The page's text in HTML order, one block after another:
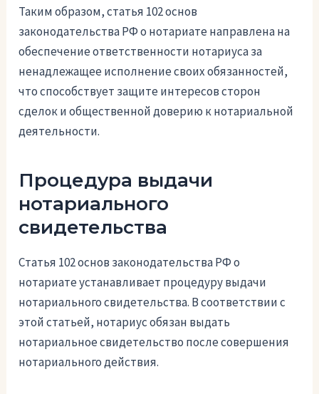
Таким образом, статья 102 основ
законодательства РФ о нотариате направлена на
обеспечение ответственности нотариуса за
ненадлежащее исполнение своих обязанностей,
что способствует защите интересов сторон
сделок и общественной доверию к нотариальной
деятельности.
Процедура выдачи
нотариального
свидетельства
Статья 102 основ законодательства РФ о
нотариате устанавливает процедуру выдачи
нотариального свидетельства. В соответствии с
этой статьей, нотариус обязан выдать
нотариальное свидетельство после совершения
нотариального действия.